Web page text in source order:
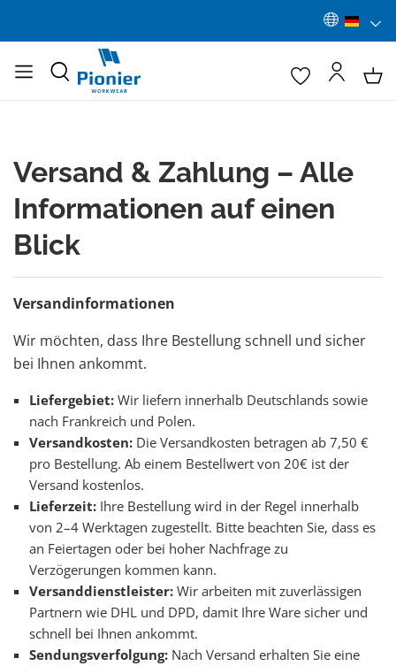
Versand & Zahlung – Alle
Informationen auf einen
Blick
Versandinformationen
Wir möchten, dass Ihre Bestellung schnell und sicher
bei Ihnen ankommt.
Liefergebiet: Wir liefern innerhalb Deutschlands sowie
nach Frankreich und Polen.
Versandkosten: Die Versandkosten betragen ab 7,50 €
pro Bestellung. Ab einem Bestellwert von 20€ ist der
Versand kostenlos.
Lieferzeit: Ihre Bestellung wird in der Regel innerhalb
von 2–4 Werktagen zugestellt. Bitte beachten Sie, dass es
an Feiertagen oder bei hoher Nachfrage zu
Verzögerungen kommen kann.
Versanddienstleister: Wir arbeiten mit zuverlässigen
Partnern wie DHL und DPD, damit Ihre Ware sicher und
schnell bei Ihnen ankommt.
Sendungsverfolgung: Nach Versand erhalten Sie eine